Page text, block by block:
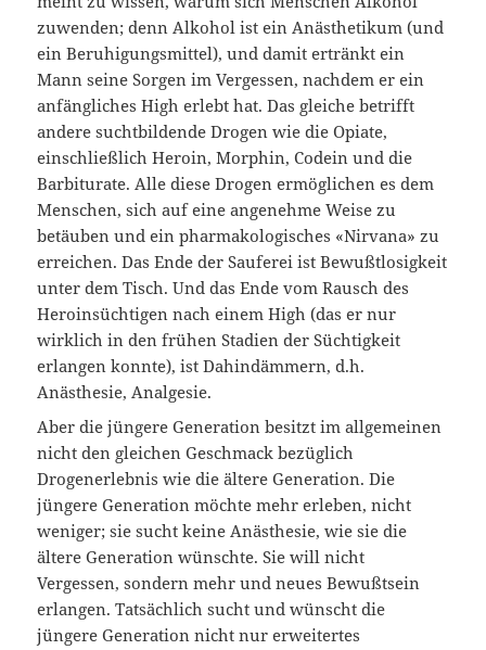
zuwenden; denn Alkohol ist ein Anästhetikum (und
ein Beruhigungsmittel), und damit ertränkt ein
Mann seine Sorgen im Vergessen, nachdem er ein
anfängliches High erlebt hat. Das gleiche betrifft
andere suchtbildende Drogen wie die Opiate,
einschließlich Heroin, Morphin, Codein und die
Barbiturate. Alle diese Drogen ermöglichen es dem
Menschen, sich auf eine angenehme Weise zu
betäuben und ein pharmakologisches «Nirvana» zu
erreichen. Das Ende der Sauferei ist Bewußtlosigkeit
unter dem Tisch. Und das Ende vom Rausch des
Heroinsüchtigen nach einem High (das er nur
wirklich in den frühen Stadien der Süchtigkeit
erlangen konnte), ist Dahindämmern, d.h.
Anästhesie, Analgesie.
Aber die jüngere Generation besitzt im allgemeinen
nicht den gleichen Geschmack bezüglich
Drogenerlebnis wie die ältere Generation. Die
jüngere Generation möchte mehr erleben, nicht
weniger; sie sucht keine Anästhesie, wie sie die
ältere Generation wünschte. Sie will nicht
Vergessen, sondern mehr und neues Bewußtsein
erlangen. Tatsächlich sucht und wünscht die
jüngere Generation nicht nur erweitertes